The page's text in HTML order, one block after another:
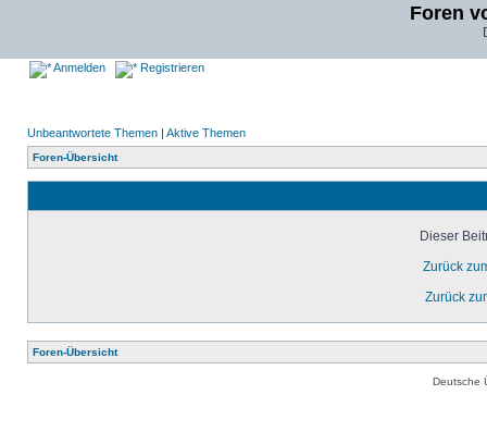
Foren
Anmelden Registrieren
Unbeantwortete Themen | Aktive Themen
Foren-Übersicht
Dieser
Zurück
Zurück
Foren-Übersicht
Deutsche